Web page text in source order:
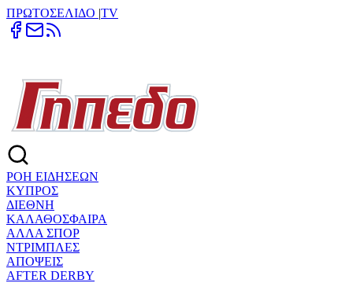
ΠΡΩΤΟΣΕΛΙΔΟ |TV
ΡΟΗ ΕΙΔΗΣΕΩΝ
ΚΥΠΡΟΣ
ΔΙΕΘΝΗ
ΚΑΛΑΘΟΣΦΑΙΡΑ
ΑΛΛΑ ΣΠΟΡ
ΝΤΡΙΜΠΛΕΣ
ΑΠΟΨΕΙΣ
AFTER DERBY